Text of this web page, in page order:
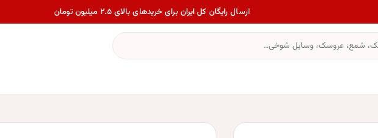
ارسال رایگان کل ایران برای خریدهای بالای ۲.۵ میلیون تومان